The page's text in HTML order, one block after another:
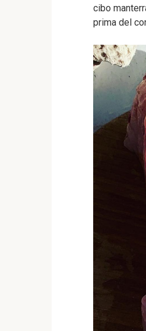
cibo
prima del